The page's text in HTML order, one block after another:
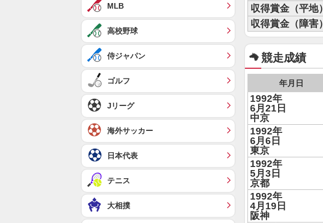
収得賞金（平地）
収得賞金（障害）
競走成績
年月日
1992年
6月21日
中京
1992年
6月6日
東京
1992年
5月3日
京都
1992年
4月19日
阪神
MLB
高校野球
侍ジャパン
ゴルフ
Jリーグ
海外サッカー
日本代表
テニス
大相撲